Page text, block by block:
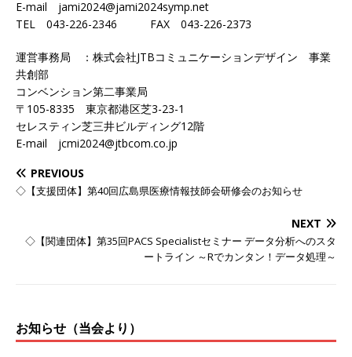
E-mail jami2024@jami2024symp.net
TEL 043-226-2346 FAX 043-226-2373
運営事務局 ：株式会社JTBコミュニケーションデザイン 事業
共創部
コンベンション第二事業局
〒105-8335 東京都港区芝3-23-1
セレスティン芝三井ビルディング12階
E-mail jcmi2024@jtbcom.co.jp
PREVIOUS
◇【支援団体】第40回広島県医療情報技師会研修会のお知らせ
NEXT
◇【関連団体】第35回PACS Specialistセミナー データ分析へのスタ
ートライン ～Rでカンタン！データ処理～
お知らせ（当会より）